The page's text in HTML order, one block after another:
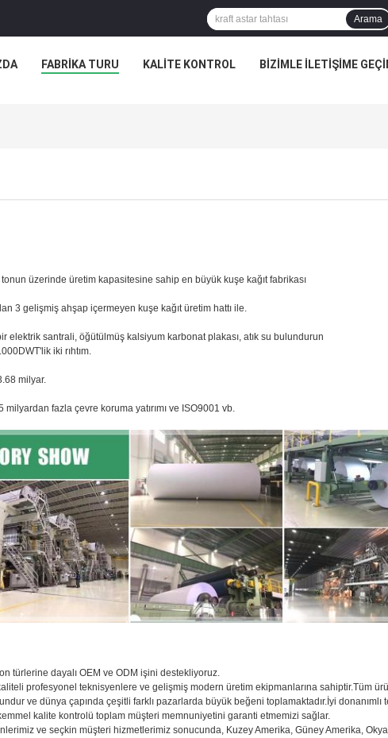
Arama
FABRIKA TURU KALITE KONTROL BIZIMLE ILETIŞIME
tonun üzerinde üretim kapasitesine sahip en büyük kuşe kağıt fabrikası
3 gelişmiş ahşap içermeyen kuşe kağıt üretim hattı ile.
elektrik santrali, öğütülmüş kalsiyum karbonat plakası, atık su bulundurun
iki rıhtım.
milyar.
milyardan fazla çevre koruma yatırımı ve ISO9001 vb.
türlerine dayalı OEM ve ODM işini destekliyoruz.
profesyonel teknisyenlere ve gelişmiş modern üretim ekipmanlarına sahiptir.Tüm
ve dünya çapında çeşitli farklı pazarlarda büyük beğeni toplamaktadır.İyi
kalite kontrolü toplam müşteri memnuniyetini garanti etmemizi sağlar.
ve seçkin müşteri hizmetlerimiz sonucunda, Kuzey Amerika, Güney Amerika,